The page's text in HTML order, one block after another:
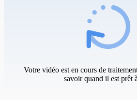
Votre vidéo est en cours de
savoir quand il est prêt